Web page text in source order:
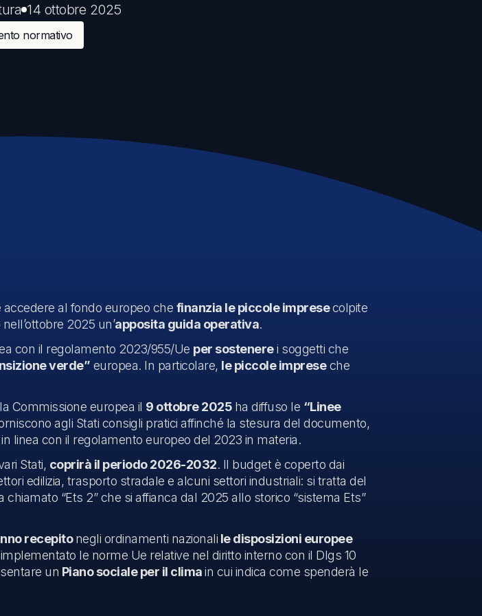
14 ottobre 2025
normativo
accedere al fondo europeo che finanzia le piccole impresecolpite
2025 un’apposita guida operativa.
con il regolamento 2023/955/Ue per sostenerei soggetti che
verde” europea. In particolare, le piccole impreseche
Commissione europea il 9 ottobre 2025 ha diffuso le “Linee
agli Stati consigli pratici affinché la stesura del documento,
linea con il regolamento europeo del 2023 in materia.
Stati, coprirà il periodo 2026-2032. Il budget è coperto dai
edilizia, trasporto stradale e alcuni settori industriali: si tratta del
“Ets 2” che si affianca dal 2025 allo storico “sistema Ets”
recepitonegli ordinamenti nazionali le disposizioni europee
le norme Ue relative nel diritto interno con il Dlgs 10
un Piano sociale per il climain cui indica come spenderà le